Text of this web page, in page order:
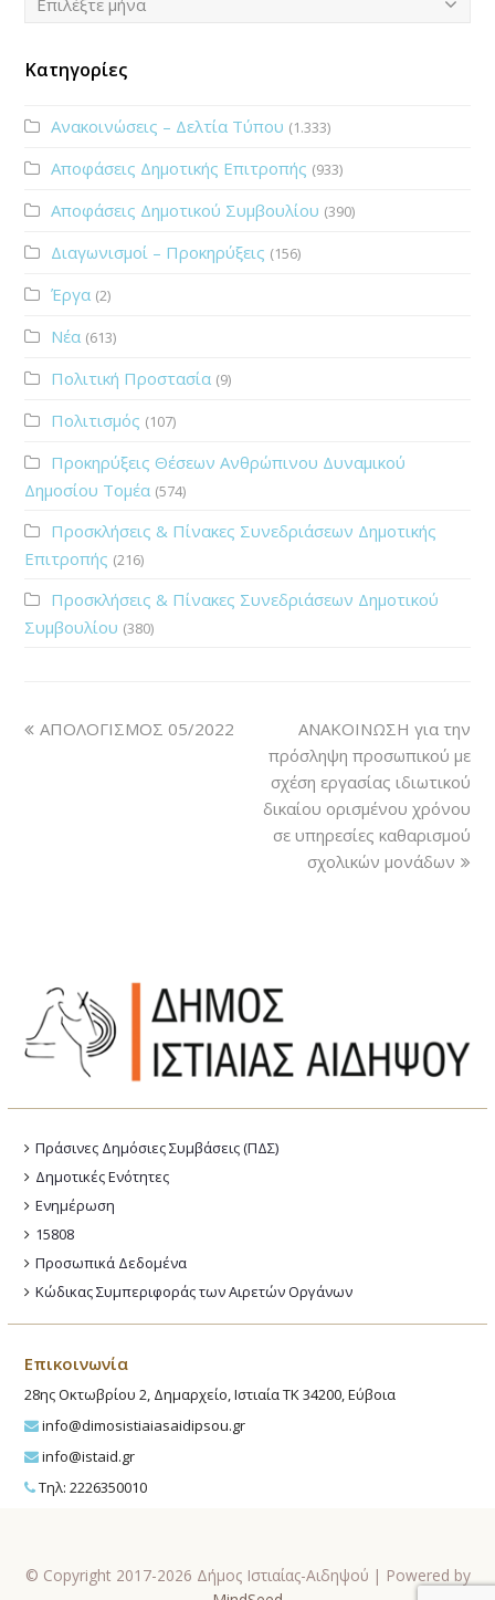
Κατηγορίες
Ανακοινώσεις – Δελτία Τύπου (1.333)
Αποφάσεις Δημοτικής Επιτροπής (933)
Αποφάσεις Δημοτικού Συμβουλίου (390)
Διαγωνισμοί – Προκηρύξεις (156)
Έργα (2)
Νέα (613)
Πολιτική Προστασία (9)
Πολιτισμός (107)
Προκηρύξεις Θέσεων Ανθρώπινου Δυναμικού
Δημοσίου Τομέα (574)
Προσκλήσεις & Πίνακες Συνεδριάσεων Δημοτικής
Επιτροπής (216)
Προσκλήσεις & Πίνακες Συνεδριάσεων Δημοτικού
Συμβουλίου (380)
ΑΠΟΛΟΓΙΣΜΟΣ 05/2022
ΑΝΑΚΟΙΝΩΣΗ για την
πρόσληψη προσωπικού με
σχέση εργασίας ιδιωτικού
δικαίου ορισμένου χρόνου
σε υπηρεσίες καθαρισμού
σχολικών μονάδων
Πράσινες Δημόσιες Συμβάσεις (ΠΔΣ)
Δημοτικές Ενότητες
Ενημέρωση
15808
Προσωπικά Δεδομένα
Κώδικας Συμπεριφοράς των Αιρετών Οργάνων
Επικοινωνία
28ης Οκτωβρίου 2, Δημαρχείο, Ιστιαία ΤΚ 34200, Εύβοια
info@dimosistiaiasaidipsou.gr
info@istaid.gr
Τηλ: 2226350010
© Copyright 2017-2026 Δήμος Ιστιαίας-Αιδηψού | Powered by